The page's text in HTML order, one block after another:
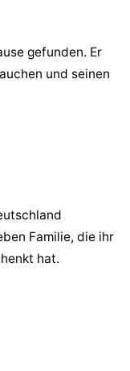
gefunden. Er
und seinen
Familie, die ihr
hat.